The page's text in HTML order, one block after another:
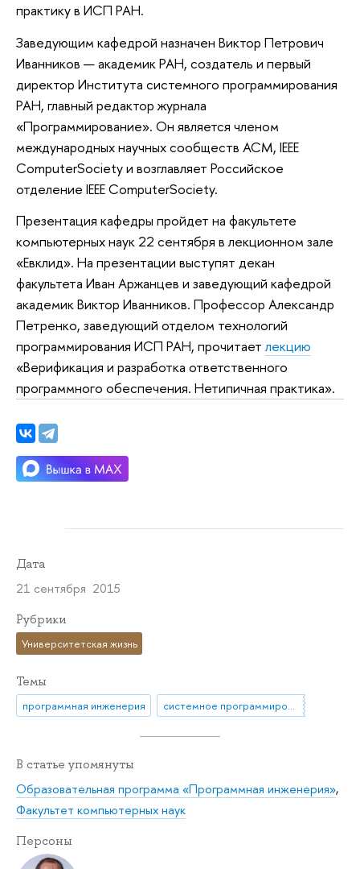
практику в ИСП РАН.
Заведующим кафедрой назначен Виктор Петрович
Иванников — академик РАН, создатель и первый
директор Института системного программирования
РАН, главный редактор журнала
«Программирование». Он является членом
международных научных сообществ ACM, IEEE
ComputerSociety и возглавляет Российское
отделение IEEE ComputerSociety.
Презентация кафедры пройдет на факультете
компьютерных наук 22 сентября в лекционном зале
«Евклид». На презентации выступят декан
факультета Иван Аржанцев и заведующий кафедрой
академик Виктор Иванников. Профессор Александр
Петренко, заведующий отделом технологий
программирования ИСП РАН, прочитаетлекцию
«Верификация и разработка ответственного
программного обеспечения. Нетипичная практика».
Дата
21 сентября 2015
Рубрики
Университетская жизнь
Темы
программная инженерия системное программирование
В статье упомянуты
Образовательная программа «Программная инженерия»,
Факультет компьютерных наук
Персоны